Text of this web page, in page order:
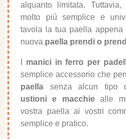
alquanto limitata.
molto più semplice e
tavola la tua paella appena
nuova paella prendi o
manici in ferro per
semplice accessorio che
paella senza alcun tipo
ustioni e macchiealle
vostra paella ai vostri
semplice e pratico.